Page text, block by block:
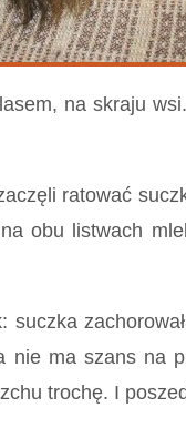
na skraju
ratować
obu listwach
ma szans na
trochę. I